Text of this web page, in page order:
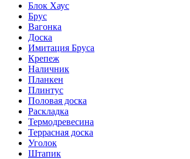
Блок Хаус
Брус
Вагонка
Доска
Имитация Бруса
Крепеж
Наличник
Планкен
Плинтус
Половая доска
Раскладка
Термодревесина
Террасная доска
Уголок
Штапик